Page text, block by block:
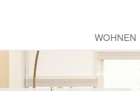
WOHNEN